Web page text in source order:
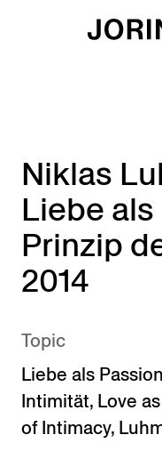
Skip to main
Niklas
Liebe als
Prinzip
2014
Topic
Liebe als
Intimität, Love
of Intimacy,